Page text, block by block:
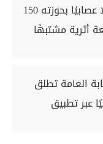
الداخلية تضبط تشكيلًا عصابيًا بحوزته 150
و90 قطعة أثرية مشتبهًا
العامة تطلق
عبر تطبيق